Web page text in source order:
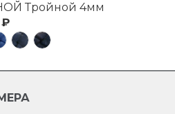
Тройной 4мм